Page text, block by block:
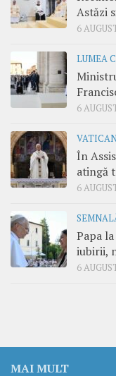
Astăzi
6
LUMEA
6
În
atingă
6
Papa
iubirii,
6
MAI MULT